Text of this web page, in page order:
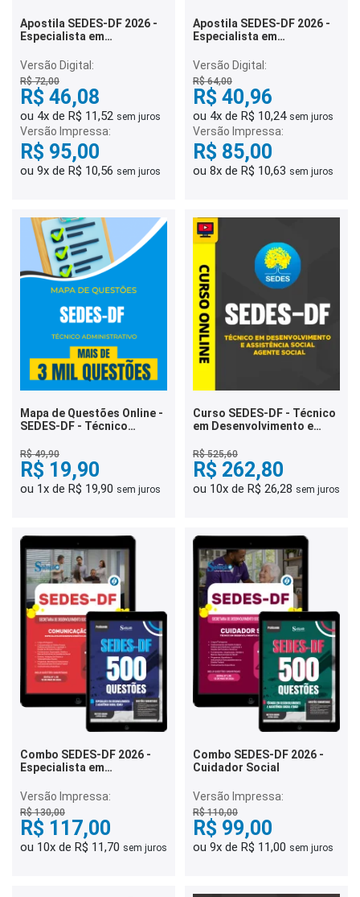
Apostila SEDES-DF 2026 -
Especialista em
Assistência Social (EDAS) -
Direito e Legislação
Versão Digital:
R$ 72,00
R$ 46,08
ou 4x de R$ 11,52 sem juros
Versão Impressa:
R$ 95,00
ou 9x de R$ 10,56 sem juros
Apostila SEDES-DF 2026 -
Especialista em
Assistência Social (EDAS) -
Comunicação Social
Versão Digital:
R$ 64,00
R$ 40,96
ou 4x de R$ 10,24 sem juros
Versão Impressa:
R$ 85,00
ou 8x de R$ 10,63 sem juros
Mapa de Questões Online -
SEDES-DF - Técnico
Questões
R$ 49,90
R$ 19,90
ou 1x de R$ 19,90 sem juros
Curso SEDES-DF - Técnico
em Desenvolvimento e
Agente Social
R$ 525,60
R$ 262,80
ou 10x de R$ 26,28 sem juros
Combo SEDES-DF 2026 -
Especialista em
Assistência Social (EDAS) -
Comunicação Social
Versão Impressa:
R$ 130,00
R$ 117,00
ou 10x de R$ 11,70 sem juros
Combo SEDES-DF 2026 -
Cuidador Social
Versão Impressa:
R$ 110,00
R$ 99,00
ou 9x de R$ 11,00 sem juros